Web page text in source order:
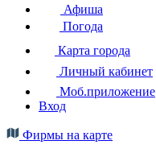
Афиша
Погода
Карта города
Личный кабинет
Моб.приложение
Вход
Фирмы на карте